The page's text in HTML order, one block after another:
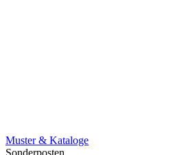
Muster & Kataloge
Sonderposten